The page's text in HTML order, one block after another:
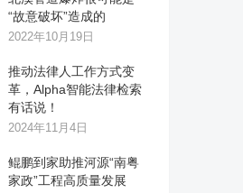
“故意破坏”造成的
2022年10月19日
推动法律人工作方式变
革，Alpha智能法律检索
有话说！
2024年11月4日
鲲鹏到家助推河源“南粤
家政”工程高质量发展